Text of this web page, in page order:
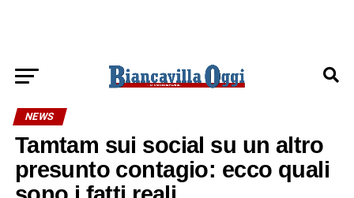
NEWS
Tamtam sui social su un altro
presunto contagio: ecco quali